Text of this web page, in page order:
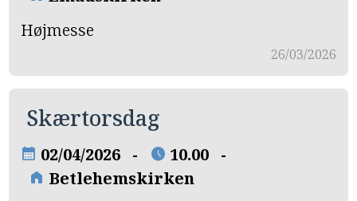
Højmesse
26/03/2026
Skærtorsdag
calendar_month 02/04/2026 - schedule 10.00 -
home Betlehemskirken